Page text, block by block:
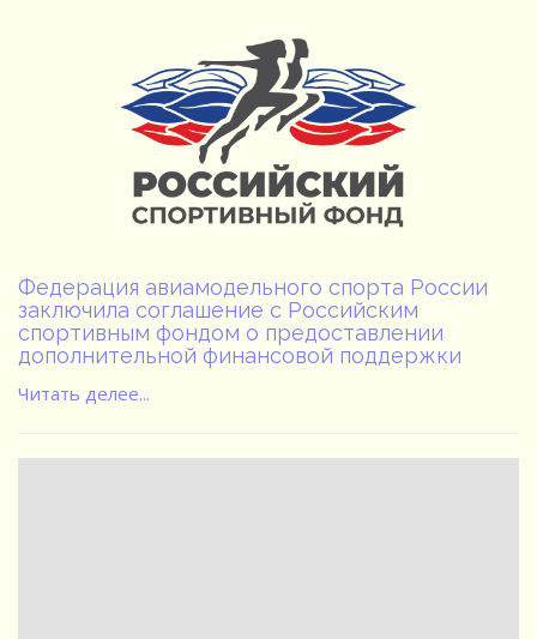
Федерация авиамодельного спорта России
заключила соглашение с Российским
спортивным фондом о предоставлении
дополнительной финансовой поддержки
Читать делее...